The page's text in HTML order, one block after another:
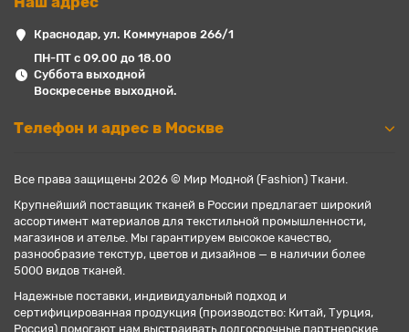
Краснодар, ул. Коммунаров 266/1
ПН-ПТ с 09.00 до 18.00
Суббота выходной
Воскресенье выходной.
Телефон и адрес в Москве
Все права защищены 2026 © Мир Модной (Fashion) Ткани.
Крупнейший поставщик тканей в России предлагает широкий
ассортимент материалов для текстильной промышленности,
магазинов и ателье. Мы гарантируем высокое качество,
разнообразие текстур, цветов и дизайнов — в наличии более
5000 видов тканей.
Надежные поставки, индивидуальный подход и
сертифицированная продукция (производство: Китай, Турция,
Россия) помогают нам выстраивать долгосрочные партнерские